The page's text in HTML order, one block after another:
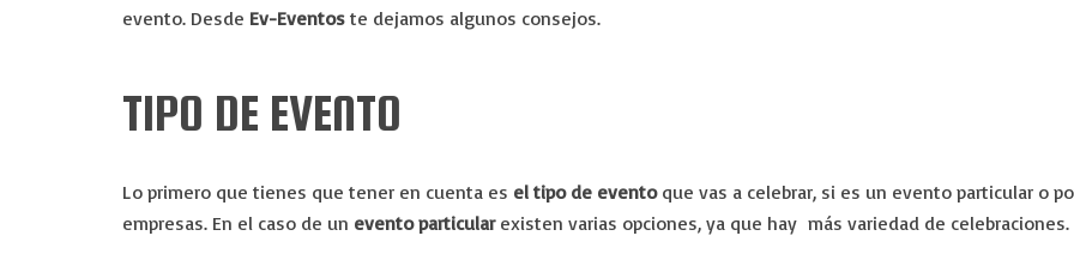
evento. Desde Ev-Eventos te dejamos algunos consejos.
TIPO DE EVENTO
Lo primero que tienes que tener en cuenta es el tipo de eventoque vas a celebrar, si es un evento particular o
empresas. En el caso de un evento particularexisten varias opciones, ya que hay más variedad de celebraciones.